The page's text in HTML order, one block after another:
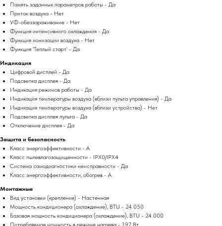
Память заданных параметров работы - Да
Приток воздуха - Нет
УФ-обеззараживание - Нет
Функция интенсивного охлаждения - Да
Функция ионизации воздуха - Нет
Функция 'Теплый старт' - Да
Индикация
Цифровой дисплей - Да
Подсветка дисплея - Да
Индикация режимов работы - Да
Индикация температуры воздуха (вблизи пульта управления) - Да
Индикация температуры воздуха (вблизи устройства) - Нет
Подсветка дисплея пульта - Да
Отключение дисплея - Да
Защита и безопасность
Класс энергоэффективности - A
Класс пылевлагозащищенности - IPX0/IPX4
Система самодиагностики неисправности - Да
Класс энергоэффективности, обогрев - A
Монтажные
Вид установки (крепления) - Настенная
Мощность кондиционера (охлаждение), BTU - 24 050
Базовая мощность кондиционера (охлаждение), BTU - 24 000